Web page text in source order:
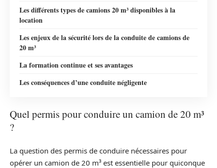
Les différents types de camions 20 m³ disponibles à la
location
Les enjeux de la sécurité lors de la conduite de camions de
20 m³
La formation continue et ses avantages
Les conséquences d’une conduite négligente
Quel permis pour conduire un camion de 20 m³
?
La question des permis de conduire nécessaires pour
opérer un camion de 20 m³ est essentielle pour quiconque